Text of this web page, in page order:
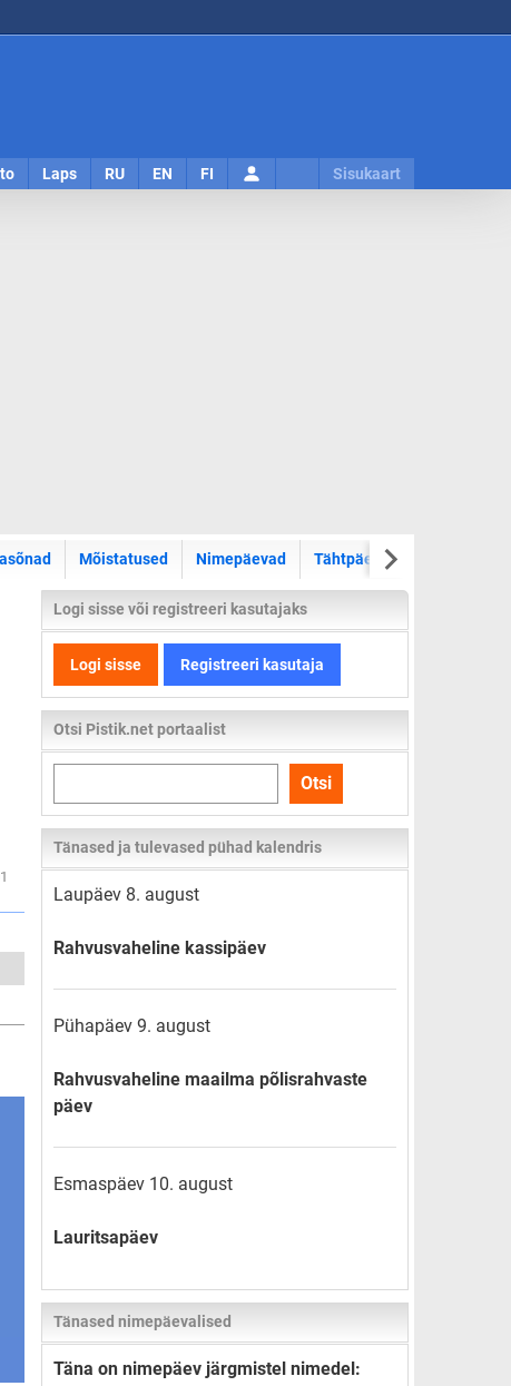
Laps RU EN FI Sisukaart
Mõistatused Nimepäevad Tähtpäevad
Logi sisse või registreeri kasutajaks
Logi sisse Registreeri kasutaja
Otsi Pistik.net portaalist
kogu
lehelt
Otsi
Tänased ja tulevased pühad kalendris
Laupäev 8. august
Rahvusvaheline kassipäev
Pühapäev 9. august
Rahvusvaheline maailma põlisrahvaste
päev
Esmaspäev 10. august
Lauritsapäev
Tänased nimepäevalised
Täna on nimepäev järgmistel nimedel: